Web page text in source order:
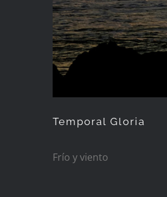
Temporal Gloria
Frío y viento